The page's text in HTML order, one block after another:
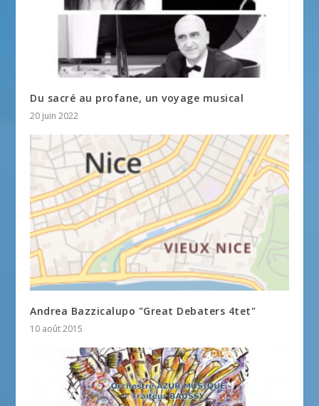
Du sacré au profane, un voyage musical
20 juin 2022
Andrea Bazzicalupo "Great Debaters 4tet"
10 août 2015